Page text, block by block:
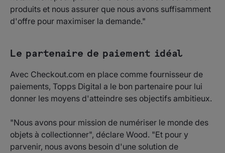
produits et nous assurer que nous avons suffisamment
d'offre pour maximiser la demande."
Le partenaire de paiement idéal
Avec Checkout.com en place comme fournisseur de
paiements, Topps Digital a le bon partenaire pour lui
donner les moyens d'atteindre ses objectifs ambitieux.
"Nous avons pour mission de numériser le monde des
objets à collectionner", déclare Wood. "Et pour y
parvenir, nous avons besoin d'une solution de